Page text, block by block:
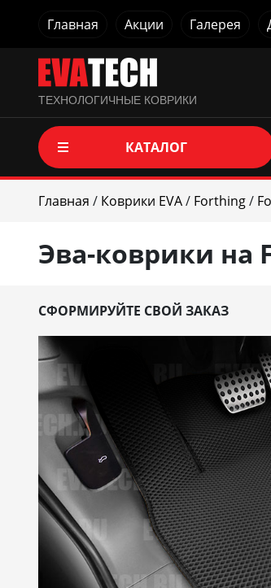
Главная Акции Галерея
ТЕХНОЛОГИЧНЫЕ КОВРИКИ
КАТАЛОГ
Главная / Коврики EVA/ Forthing/
Эва-коврики на
СФОРМИРУЙТЕ СВОЙ ЗАКАЗ